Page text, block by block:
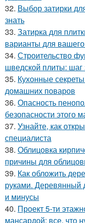
32. Выбор затирки
знать
33. Затирка для
варианты для
34. Строительство
шведской плиты: шаг
35. Кухонные
домашних поваров
36. Опасность
безопасности этого
37. Узнайте, как
специалиста
38. Облицовка
причины для
39. Как обложить
руками.
и минусы
40. Проект 5-ти
мансардой: все, что